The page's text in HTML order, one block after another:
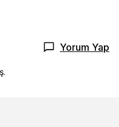
Yorum Yap